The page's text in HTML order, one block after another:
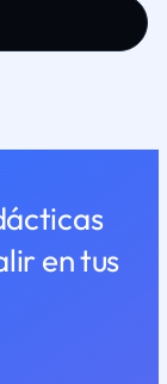
en tus